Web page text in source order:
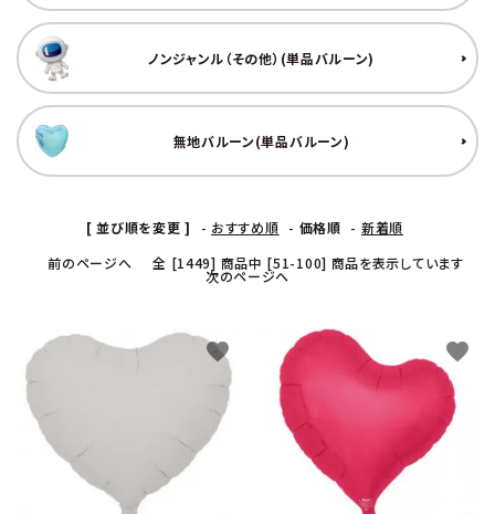
ノンジャンル（その他）(単品バルーン)
無地バルーン(単品バルーン)
[ 並び順を変更 ] - おすすめ順 - 価格順 - 新着順
前のページへ
全 [1449] 商品中 [51-100] 商品を表示しています
次のページへ
favorite favorite